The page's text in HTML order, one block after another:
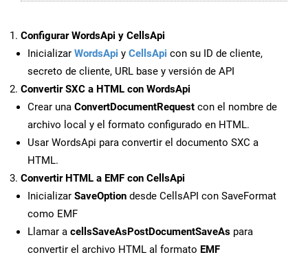
Configurar WordsApi y CellsApi
Inicializar WordsApi y CellsApi con su ID de cliente,
secreto de cliente, URL base y versión de API
Convertir SXC a HTML con WordsApi
Crear una ConvertDocumentRequest con el nombre de
archivo local y el formato configurado en HTML.
Usar WordsApi para convertir el documento SXC a
HTML.
Convertir HTML a EMF con CellsApi
Inicializar SaveOption desde CellsAPI con SaveFormat
como EMF
Llamar a cellsSaveAsPostDocumentSaveAs para
convertir el archivo HTML al formato EMF